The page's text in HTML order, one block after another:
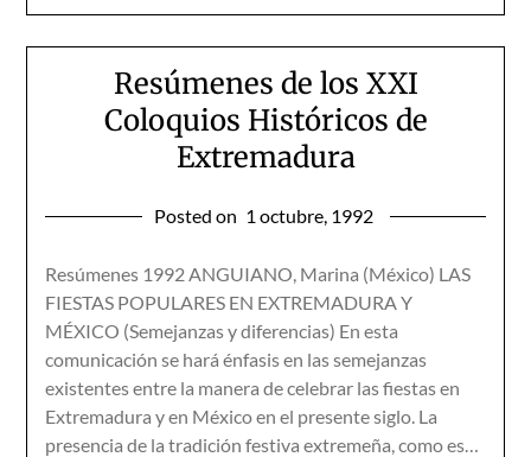
Resúmenes de los XXI
Coloquios Históricos de
Extremadura
Posted on 1 octubre, 1992
Resúmenes 1992 ANGUIANO, Marina (México) LAS
FIESTAS POPULARES EN EXTREMADURA Y
MÉXICO (Semejanzas y diferencias) En esta
comunicación se hará énfasis en las semejanzas
existentes entre la manera de celebrar las fiestas en
Extremadura y en México en el presente siglo. La
presencia de la tradición festiva extremeña, como es…